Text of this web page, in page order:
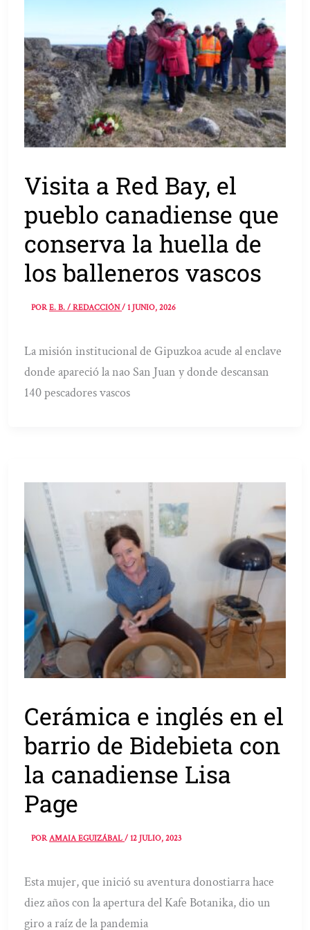
Visita a Red Bay, el
pueblo canadiense que
conserva la huella de
los balleneros vascos
PORE. B. / REDACCIÓN/1 JUNIO, 2026
La misión institucional de Gipuzkoa acude al enclave
donde apareció la nao San Juan y donde descansan
140 pescadores vascos
Cerámica e inglés en el
barrio de Bidebieta con
la canadiense Lisa
Page
PORAMAIA EGUIZÁBAL/12 JULIO, 2023
Esta mujer, que inició su aventura donostiarra hace
diez años con la apertura del Kafe Botanika, dio un
giro a raíz de la pandemia